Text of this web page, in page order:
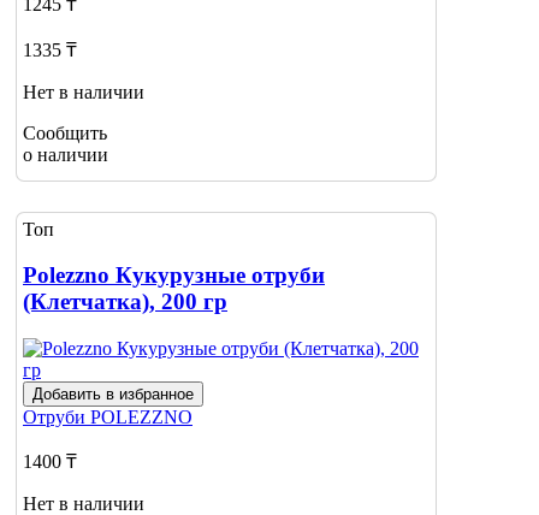
1245 ₸
1335 ₸
Нет в наличии
Сообщить
о наличии
Топ
Polezzno Кукурузные отруби
(Клетчатка), 200 гр
Добавить в избранное
Отруби POLEZZNO
1400 ₸
Нет в наличии